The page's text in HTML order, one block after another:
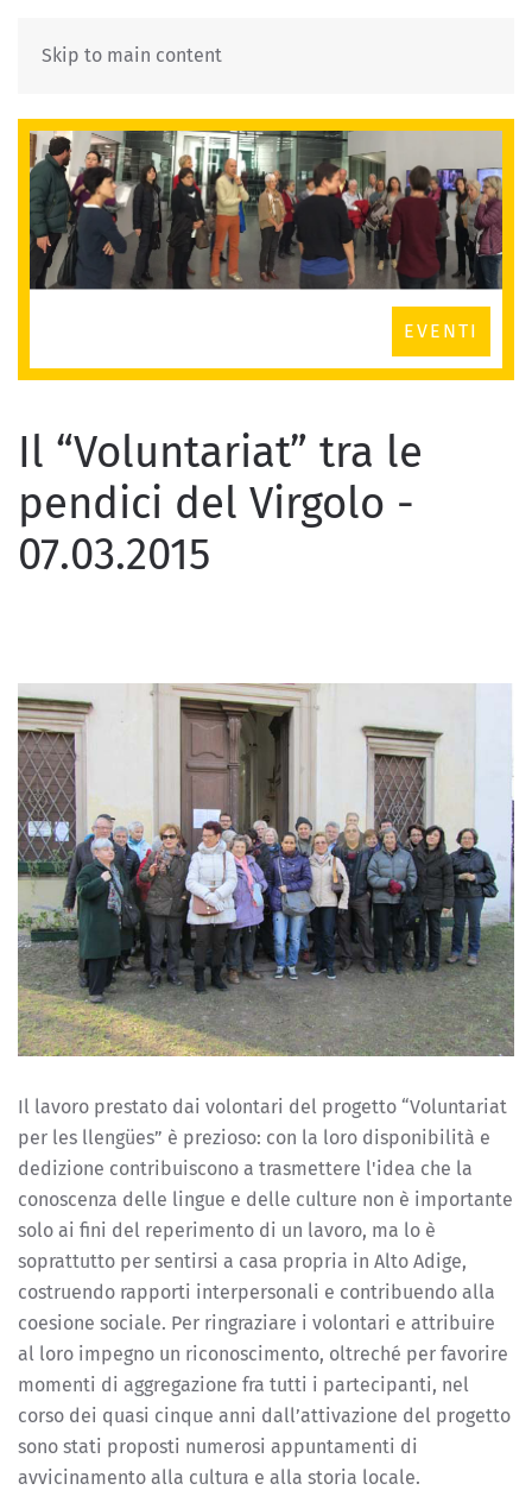
Skip to main content
EVENTI
Il “Voluntariat” tra le
pendici del Virgolo -
07.03.2015
Il lavoro prestato dai volontari del progetto “Voluntariat
per les llengües” è prezioso: con la loro disponibilità e
dedizione contribuiscono a trasmettere l'idea che la
conoscenza delle lingue e delle culture non è importante
solo ai fini del reperimento di un lavoro, ma lo è
soprattutto per sentirsi a casa propria in Alto Adige,
costruendo rapporti interpersonali e contribuendo alla
coesione sociale. Per ringraziare i volontari e attribuire
al loro impegno un riconoscimento, oltreché per favorire
momenti di aggregazione fra tutti i partecipanti, nel
corso dei quasi cinque anni dall’attivazione del progetto
sono stati proposti numerosi appuntamenti di
avvicinamento alla cultura e alla storia locale.